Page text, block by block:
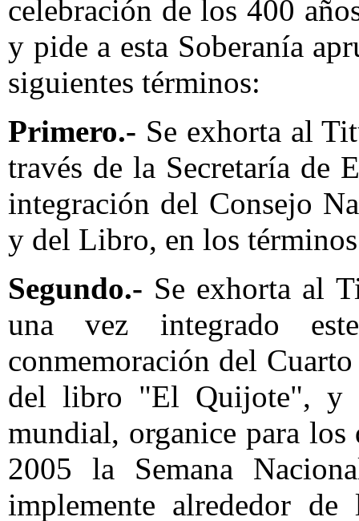
celebración de los 400
y pide a esta Soberanía
siguientes términos:
Primero.- Se exhorta al
través de la Secretaría de
integración del Consejo
y del Libro, en los
Segundo.- Se exhorta al
una vez integrado
conmemoración del
del libro "El Quijote", y
mundial, organice para
2005 la Semana
implemente alrededor